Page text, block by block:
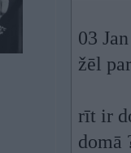
03
žēl
rīt ir
domā